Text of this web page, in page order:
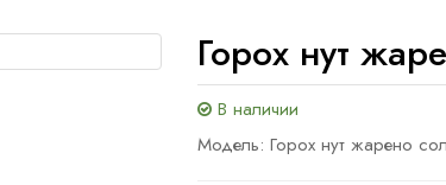
Горох нут
В наличии
Модель: Горох нут жарено